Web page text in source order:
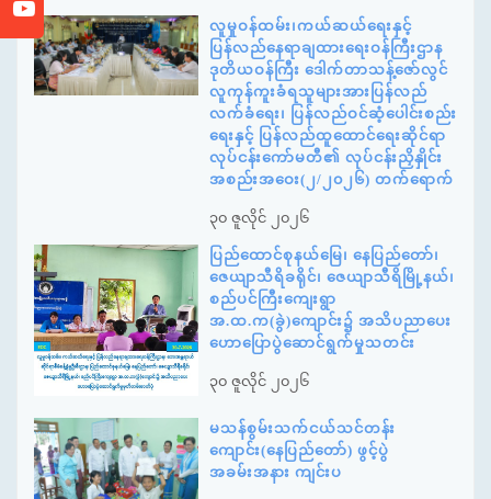
လူမှုဝန်ထမ်း၊ကယ်ဆယ်ရေးနှင့်
ပြန်လည်နေရာချထားရေးဝန်ကြီးဌာန
ဒုတိယဝန်ကြီး ဒေါက်တာသန့်ဇော်လွင်
လူကုန်ကူးခံရသူများအားပြန်လည်
လက်ခံရေး၊ ပြန်လည်ဝင်ဆံ့ပေါင်းစည်း
ရေးနှင့် ပြန်လည်ထူထောင်ရေးဆိုင်ရာ
လုပ်ငန်းကော်မတီ၏ လုပ်ငန်းညှိနှိုင်း
အစည်းအဝေး(၂/၂၀၂၆) တက်ရောက်
၃၀ ဇူလိုင် ၂၀၂၆
ပြည်ထောင်စုနယ်မြေ၊ နေပြည်တော်၊
ဇေယျာသီရိခရိုင်၊ ဇေယျာသီရိမြို့နယ်၊
စည်ပင်ကြီးကျေးရွာ
အ.ထ.က(ခွဲ)ကျောင်း၌ အသိပညာပေး
ဟောပြောပွဲဆောင်ရွက်မှုသတင်း
၃၀ ဇူလိုင် ၂၀၂၆
မသန်စွမ်းသက်ငယ်သင်တန်း
ကျောင်း(နေပြည်တော်) ဖွင့်ပွဲ
အခမ်းအနား ကျင်းပ